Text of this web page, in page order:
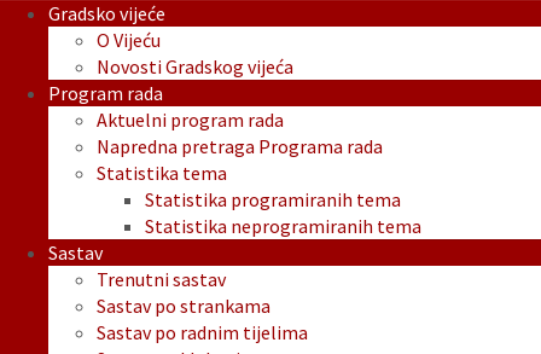
Gradsko vijeće
O Vijeću
Novosti Gradskog vijeća
Program rada
Aktuelni program rada
Napredna pretraga Programa rada
Statistika tema
Statistika programiranih tema
Statistika neprogramiranih tema
Sastav
Trenutni sastav
Sastav po strankama
Sastav po radnim tijelima